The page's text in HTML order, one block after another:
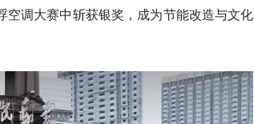
空调大赛中斩获银奖，成为节能改造与文化